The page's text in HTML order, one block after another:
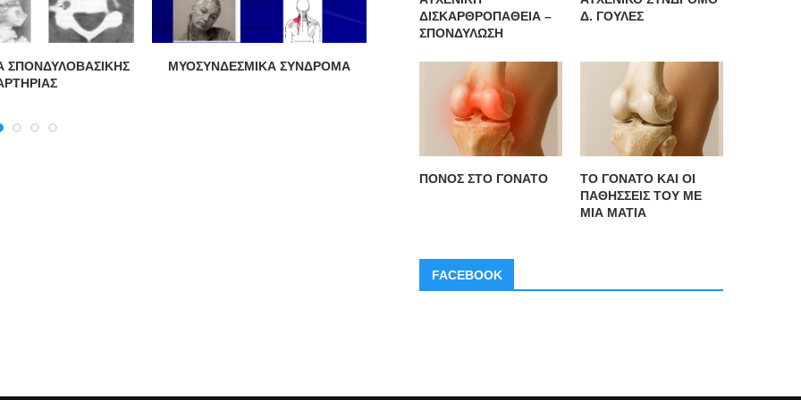
ΣΠΟΝΔΥΛΟΒΑΣΙΚΗΣ
ΜΥΟΣΥΝΔΕΣΜΙΚΑ ΣΥΝΔΡΟΜΑ
ΑΥΧΕΝΙΚΗ ΔΙΣΚΑΡΘΡΟΠΑΘΕΙΑ –
ΣΠΟΝΔΥΛΩΣΗ
ΑΥΧΕΝΙΚΟ ΣΥΝΔΡΟΜΟ Δ.
ΔΙΣΚΑΡΘΡΟΠΑΘΕΙΑ –
ΣΠΟΝΔΥΛΩΣΗ
Δ. ΓΟΥΛΕΣ
ΠΟΝΟΣ ΣΤΟ ΓΟΝΑΤΟ
ΤΟ ΓΟΝΑΤΟ ΚΑΙ ΟΙ
ΠΑΘΗΣΣΕΙΣ ΤΟΥ ΜΕ
ΜΙΑ ΜΑΤΙΑ
FACEBOOK